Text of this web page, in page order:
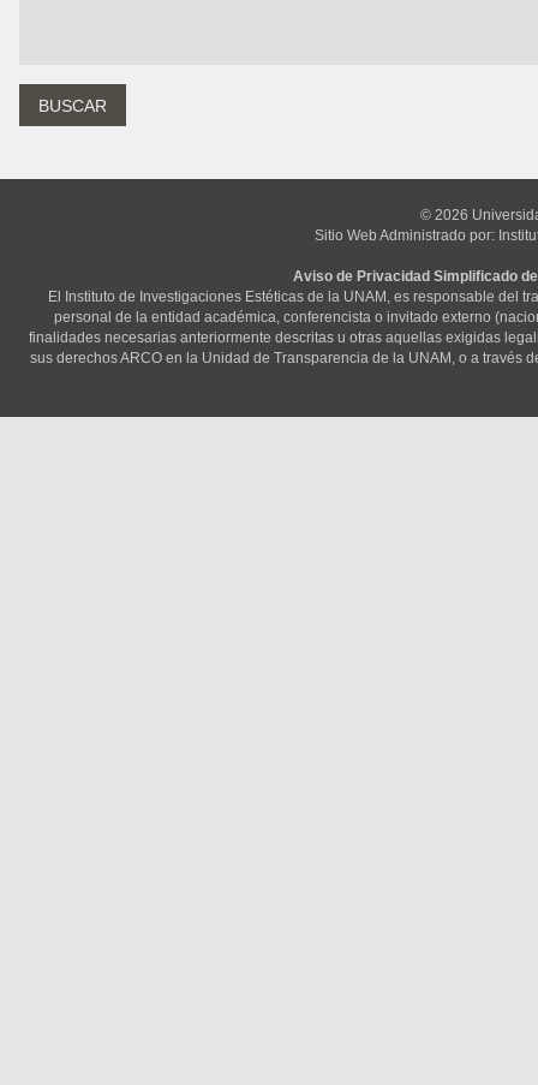
© 2026
Sitio Web Administrado por:
Aviso de Privacidad Simplificado
El Instituto de Investigaciones Estéticas de la UNAM, es responsable del
personal de la entidad académica, conferencista o invitado externo
finalidades necesarias anteriormente descritas u otras aquellas exigidas
sus derechos ARCO en la Unidad de Transparencia de la UNAM, o a través